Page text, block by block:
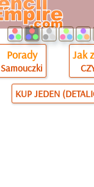
Porady
Samouczki
Jak
KUP JEDEN